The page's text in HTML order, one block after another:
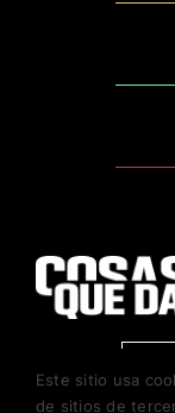
Este sitio usa
de sitios de